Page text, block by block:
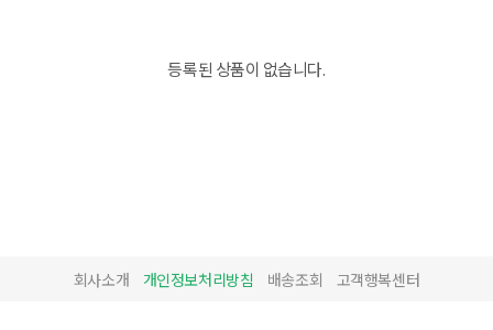
등록된 상품이 없습니다.
회사소개 개인정보처리방침 배송조회 고객행복센터